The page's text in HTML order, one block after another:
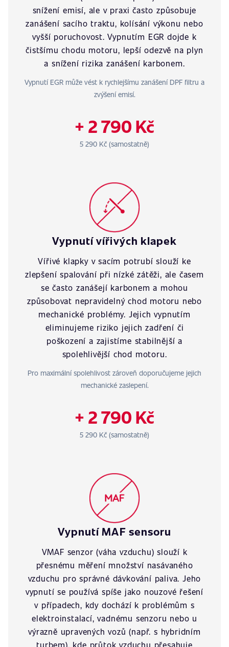
snížení emisí, ale v praxi často způsobuje
zanášení sacího traktu, kolísání výkonu nebo
vyšší poruchovost. Vypnutím EGR dojde k
čistšímu chodu motoru, lepší odezvě na plyn
a snížení rizika zanášení karbonem.
Vypnutí EGR může vést k rychlejšímu zanášení DPF filtru a
zvýšení emisí.
+ 2 790 Kč
5 290 Kč (samostatně)
Vypnutí vířivých klapek
Vířivé klapky v sacím potrubí slouží ke
zlepšení spalování při nízké zátěži, ale časem
se často zanášejí karbonem a mohou
způsobovat nepravidelný chod motoru nebo
mechanické problémy. Jejich vypnutím
eliminujeme riziko jejich zadření či
poškození a zajistíme stabilnější a
spolehlivější chod motoru.
Pro maximální spolehlivost zároveň doporučujeme jejich
mechanické zaslepení.
+ 2 790 Kč
5 290 Kč (samostatně)
Vypnutí MAF sensoru
VMAF senzor (váha vzduchu) slouží k
přesnému měření množství nasávaného
vzduchu pro správné dávkování paliva. Jeho
vypnutí se používá spíše jako nouzové řešení
v případech, kdy dochází k problémům s
elektroinstalací, vadnému senzoru nebo u
výrazně upravených vozů (např. s hybridním
turbem), kde průtok vzduchu přesahuje